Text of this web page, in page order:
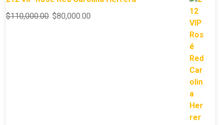
$110,000.00 $80,000.00